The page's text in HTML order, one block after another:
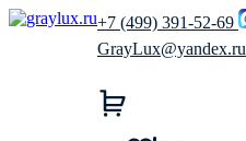
+7 (499) 391-52-69
GrayLux@yandex.ru